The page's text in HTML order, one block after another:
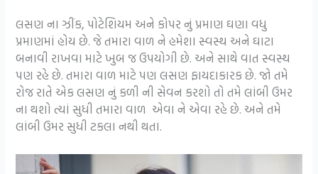
લસણ ના ઝીંક, પોટેશિયમ અને કોપર નું પ્રમાણ ઘણા વધુ
પ્રમાણમાં હોય છે. જે તમારા વાળ ને હમેશા સ્વસ્થ અને ઘાટા
બનાવી રાખવા માટે ખુબ જ ઉપયોગી છે. અને સાથે વાત સ્વસ્થ
પણ રહે છે. તમારા વાળ માટે પણ લસણ ફાયદાકારક છે. જો તમે
રોજ રાતે એક લસણ નું કળી ની સેવન કરશો તો તમે લાંબી ઉમર
ના થશો ત્યાં સુધી તમારા વાળ એવા ને એવા રહે છે. અને તમે
લાંબી ઉમર સુધી ટકલા નથી થતા.